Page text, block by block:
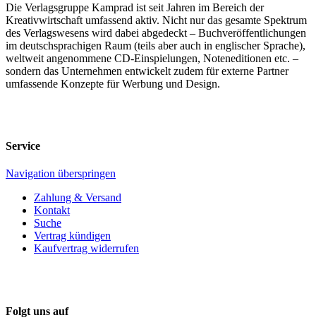
Die Verlagsgruppe Kamprad ist seit Jahren im Bereich der
Kreativwirtschaft umfassend aktiv. Nicht nur das gesamte Spektrum
des Verlagswesens wird dabei abgedeckt – Buchveröffentlichungen
im deutschsprachigen Raum (teils aber auch in englischer Sprache),
weltweit angenommene CD-Einspielungen, Noteneditionen etc. –
sondern das Unternehmen entwickelt zudem für externe Partner
umfassende Konzepte für Werbung und Design.
Service
Navigation überspringen
Zahlung & Versand
Kontakt
Suche
Vertrag kündigen
Kaufvertrag widerrufen
Folgt uns auf